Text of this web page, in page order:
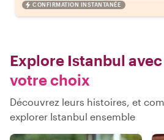
CONFIRMATION INSTANTANÉE
Explore Istanbul avec
votre choix
Découvrez leurs histoires, et
explorer Istanbul ensemble